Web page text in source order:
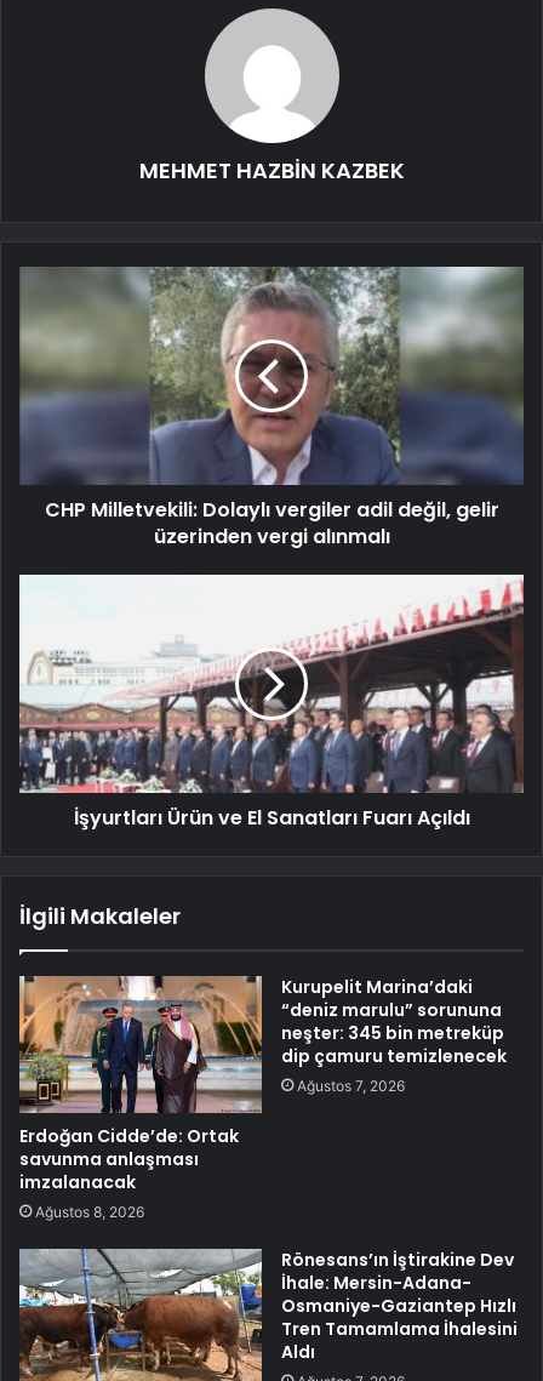
MEHMET HAZBİN KAZBEK
CHP Milletvekili: Dolaylı vergiler adil değil, gelir
üzerinden vergi alınmalı
İşyurtları Ürün ve El Sanatları Fuarı Açıldı
İlgili Makaleler
Erdoğan Cidde’de: Ortak
savunma anlaşması
imzalanacak
Ağustos 8, 2026
Kurupelit Marina’daki
“deniz marulu” sorununa
neşter: 345 bin metreküp
dip çamuru temizlenecek
Ağustos 7, 2026
Rönesans’ın İştirakine Dev
İhale: Mersin-Adana-
Osmaniye-Gaziantep Hızlı
Tren Tamamlama İhalesini
Aldı